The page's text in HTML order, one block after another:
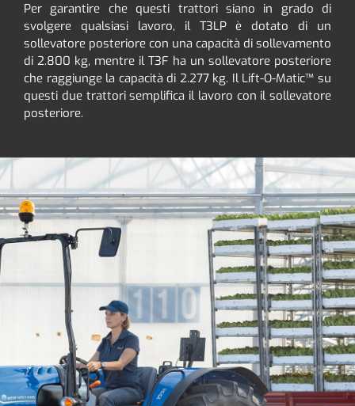
Per garantire che questi trattori siano in grado di
svolgere qualsiasi lavoro, il T3LP è dotato di un
sollevatore posteriore con una capacità di sollevamento
di 2.800 kg, mentre il T3F ha un sollevatore posteriore
che raggiunge la capacità di 2.277 kg. Il Lift-O-Matic™ su
questi due trattori semplifica il lavoro con il sollevatore
posteriore.